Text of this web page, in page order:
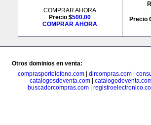
COMPRAR AHORA
Precio $500.00
COMPRAR AHORA
Precio
Otros dominios en venta:
comprasportelefono.com
dircompras.com
catalogosdeventa.com
buscadorcompras.com